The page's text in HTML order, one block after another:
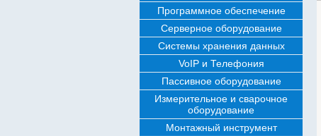
Программное обеспечение
Серверное оборудование
Системы хранения данных
VoIP и Телефония
Пассивное оборудование
Измерительное и сварочное
оборудование
Монтажный инструмент